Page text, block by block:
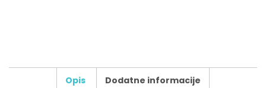
Opis Dodatne informacije